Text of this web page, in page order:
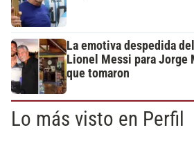
La emotiva despedida
Lionel Messi para Jorge
que tomaron
Lo más visto en Perfil